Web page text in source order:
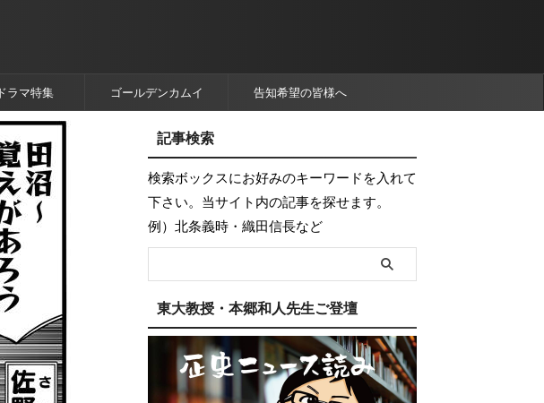
ラマ特集 ゴールデンカムイ 告知希望の皆様へ
記事検索
検索ボックスにお好みのキーワードを入れて
下さい。当サイト内の記事を探せます。
例）北条義時・織田信長など
東大教授・本郷和人先生ご登壇